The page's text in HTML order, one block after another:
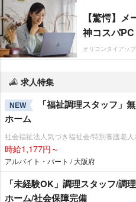
【驚愕】
神コスパPC
オリコンタイアッ
求人特集
NEW
「福祉調理スタッフ」
ホーム
社会福祉法人気づき福祉会/特別養護老
時給1,177円～
アルバイト・パート / 大阪府
「未経験OK」調理スタッフ/調
ホーム/社会保障完備